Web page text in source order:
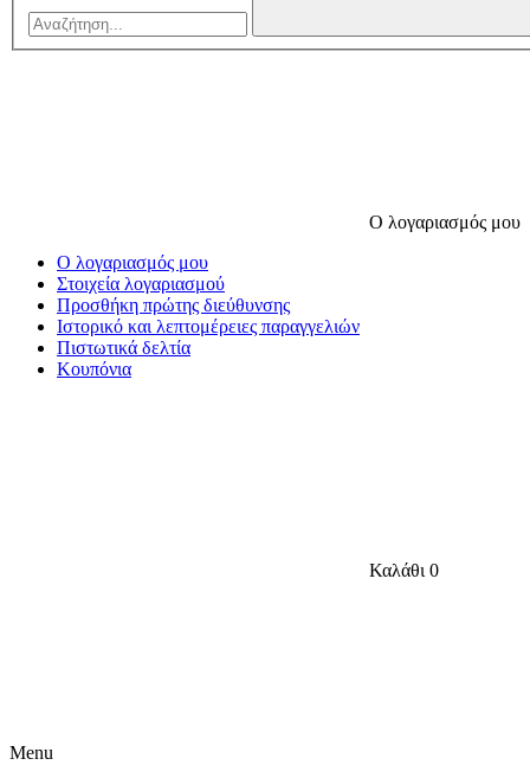
Ο λογαριασμός μου
Ο λογαριασμός μου
Στοιχεία λογαριασμού
Προσθήκη πρώτης διεύθυνσης
Ιστορικό και λεπτομέρειες παραγγελιών
Πιστωτικά δελτία
Κουπόνια
Καλάθι 0
Menu